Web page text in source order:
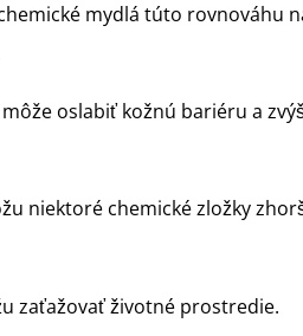
mydlá túto rovnováhu
oslabiť kožnú bariéru a
niektoré chemické zložky
zaťažovať životné prostredie.